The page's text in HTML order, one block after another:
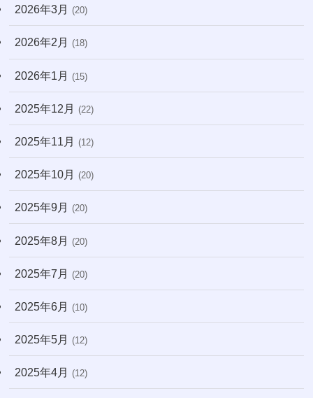
(21)
(170)
2026年3月 (20)
2026年2月 (18)
2026年1月 (15)
2025年12月 (22)
2025年11月 (12)
2025年10月 (20)
2025年9月 (20)
2025年8月 (20)
2025年7月 (20)
2025年6月 (10)
2025年5月 (12)
2025年4月 (12)